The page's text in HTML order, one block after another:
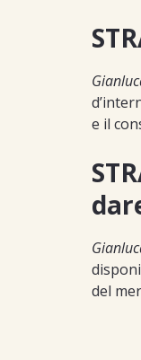
e il
del